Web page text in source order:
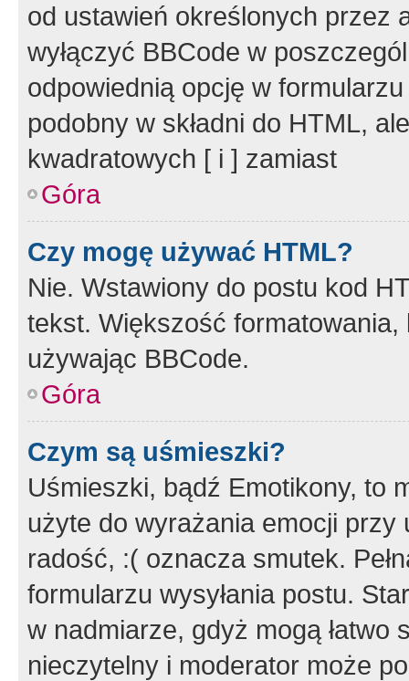
od ustawień określonych przez
wyłączyć BBCode w
odpowiednią opcję w
podobny w składni do HTML,
kwadratowych [ i ] zamiast
Góra
Czy mogę używać HTML?
Nie. Wstawiony do postu kod
tekst. Większość
używając BBCode.
Góra
Czym są uśmieszki?
Uśmieszki, bądź Emotikony, to
użyte do wyrażania emocji
radość, :( oznacza smutek.
formularzu wysyłania postu.
w nadmiarze, gdyż mogą
nieczytelny i moderator może